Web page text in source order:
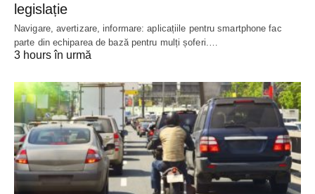
legislație
Navigare, avertizare, informare: aplicațiile pentru smartphone fac
parte din echiparea de bază pentru mulți șoferi.…
3 hours în urmă